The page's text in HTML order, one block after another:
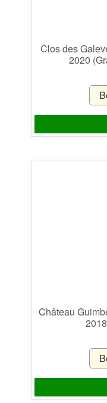
Clos des
2020
Château